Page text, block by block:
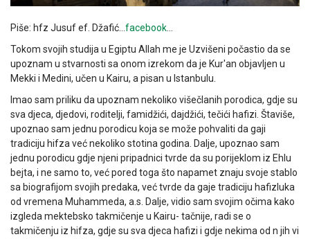
Piše: hfz Jusuf ef. Džafić… facebook
Tokom svojih studija u Egiptu Allah me je Uzvišeni počastio da se
upoznam u stvarnosti sa onom izrekom da je Kur'an objavljen u
Mekki i Medini, učen u Kairu, a pisan u Istanbulu.
Imao sam priliku da upoznam nekoliko višečlanih porodica, gdje su
sva djeca, djedovi, roditelji, famidžići, dajdžići, tečići hafizi. Štaviše,
upoznao sam jednu porodicu koja se može pohvaliti da gaji
tradiciju hifza već nekoliko stotina godina. Dalje, upoznao sam
jednu porodicu gdje njeni pripadnici tvrde da su porijeklom iz Ehlu
bejta, i ne samo to, već pored toga što napamet znaju svoje stablo
sa biografijom svojih predaka, već tvrde da gaje tradiciju hafizluka
od vremena Muhammeda, a.s. Dalje, vidio sam svojim očima kako
izgleda mektebsko takmičenje u Kairu- tačnije, radi se o
takmičenju iz hifza, gdje su sva djeca hafizi i gdje nekima od n jih vi